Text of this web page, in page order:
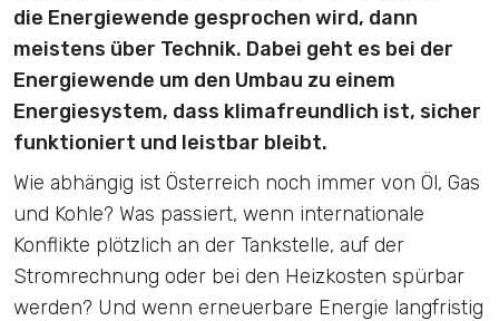
die Energiewende gesprochen wird, dann
meistens über Technik. Dabei geht es bei der
Energiewende um den Umbau zu einem
Energiesystem, dass klimafreundlich ist, sicher
funktioniert und leistbar bleibt.
Wie abhängig ist Österreich noch immer von Öl, Gas
und Kohle? Was passiert, wenn internationale
Konflikte plötzlich an der Tankstelle, auf der
Stromrechnung oder bei den Heizkosten spürbar
werden? Und wenn erneuerbare Energie langfristig